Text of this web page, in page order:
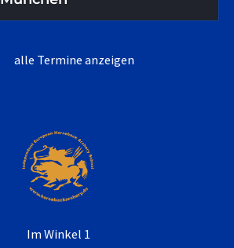
alle Termine anzeigen
Im Winkel 1